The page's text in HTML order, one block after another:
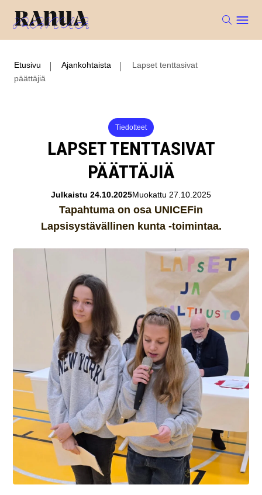
Etusivu Ajankohtaista
Lapset tenttasivat
päättäjiä
Tiedotteet
LAPSET TENTTASIVAT
PÄÄTTÄJIÄ
Julkaistu 24.10.2025Muokattu 27.10.2025
Tapahtuma on osa UNICEFin
Lapsisystävällinen kunta -toimintaa.